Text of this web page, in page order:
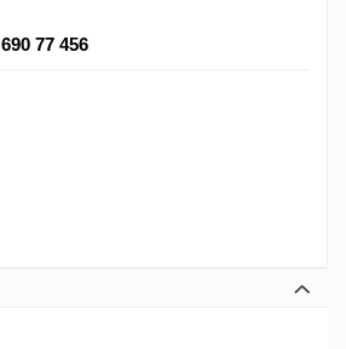
77 456